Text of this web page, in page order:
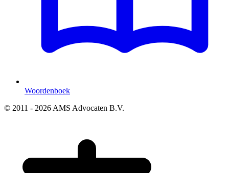
Woordenboek
© 2011 - 2026 AMS Advocaten B.V.